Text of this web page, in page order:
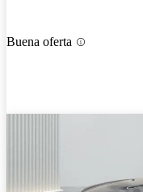
Buena oferta